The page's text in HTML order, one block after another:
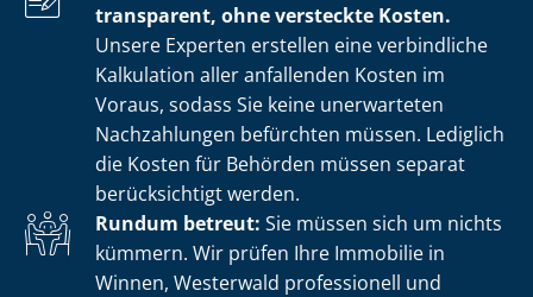
transparent, ohne versteckte Kosten.
Unsere Experten erstellen eine verbindliche
Kalkulation aller anfallenden Kosten im
Voraus, sodass Sie keine unerwarteten
Nachzahlungen befürchten müssen. Lediglich
die Kosten für Behörden müssen separat
berücksichtigt werden.
Rundum betreut: Sie müssen sich um nichts
kümmern. Wir prüfen Ihre Immobilie in
Winnen, Westerwald professionell und